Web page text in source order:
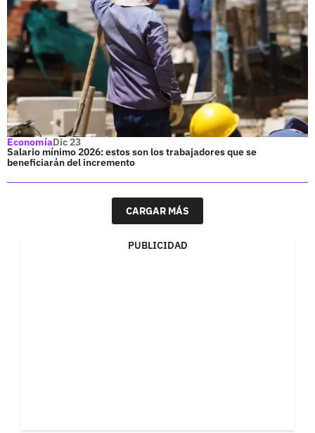
EconomíaDic 23
Salario mínimo 2026: estos son los trabajadores que se
beneficiarán del incremento
CARGAR MÁS
PUBLICIDAD